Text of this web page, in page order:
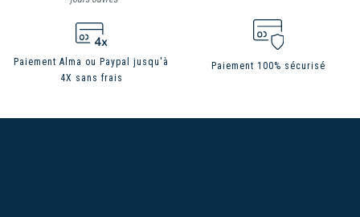
Paiement Alma ou Paypal jusqu'à
4X sans frais
Paiement 100% sécurisé